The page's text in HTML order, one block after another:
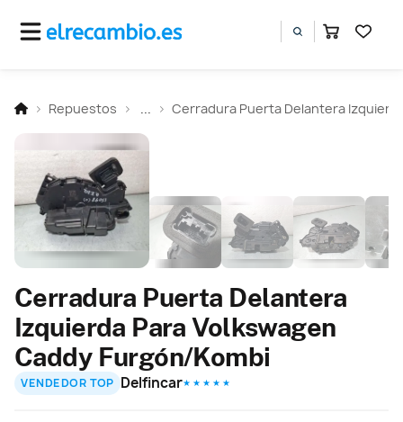
Repuestos Cerradura Puerta Delantera
Cerradura Puerta Delantera
Izquierda Para Volkswagen
Caddy Furgón/Kombi
VENDEDOR TOP Delfincar★ ★ ★ ★ ★